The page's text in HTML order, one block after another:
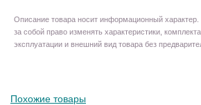
Описание товара носит информационный характер.
за собой право изменять характеристики,
эксплуатации и внешний вид товара без
Похожие товары